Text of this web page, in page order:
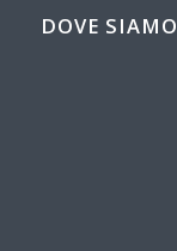
DOVE SIAMO